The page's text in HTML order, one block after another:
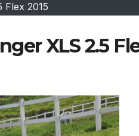
Flex 2015
XLS 2.5